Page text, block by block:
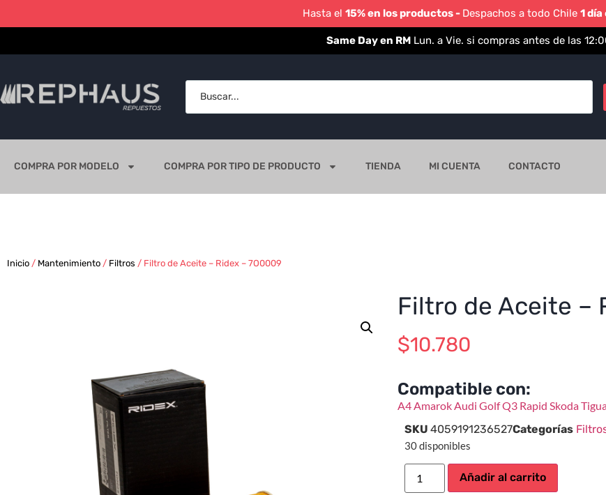
Hasta el 15% en los productos - Despachos a todo Chile 1 día
Same Day en RMLun. a Vie. si compras antes de las
COMPRA POR MODELO COMPRA POR TIPO DE PRODUCTO TIENDA MI CUENTA CONTACTO
Inicio / Mantenimiento / Filtros / Filtro de Aceite – Ridex – 7O0009
Filtro de Aceite –
$10.780
Compatible con:
A4AmarokAudi GolfQ3 Rapid Skoda
SKU 4059191236527Categorías
30 disponibles
Añadir al carrito